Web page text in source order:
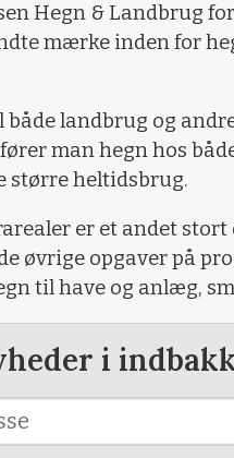
Hegn & Landbrug
mærke inden for
både landbrug og
man hegn hos
større heltidsbrug.
er et andet stort
øvrige opgaver på
til have og anlæg,
i